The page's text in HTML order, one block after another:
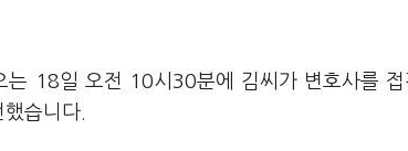
는 18일 오전 10시30분에 김씨가 변호사를
습니다.